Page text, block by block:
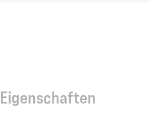
Eigenschaften